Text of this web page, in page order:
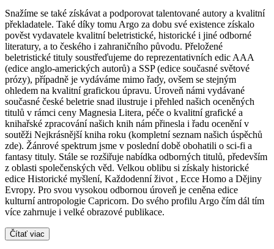
Snažíme se také získávat a podporovat talentované autory a kvalitní
překladatele. Také díky tomu Argo za dobu své existence získalo
pověst vydavatele kvalitní beletristické, historické i jiné odborné
literatury, a to českého i zahraničního původu. Přeložené
beletristické tituly soustřeďujeme do reprezentativních edic AAA
(edice anglo-amerických autorů) a SSP (edice současné světové
prózy), případně je vydáváme mimo řady, ovšem se stejným
ohledem na kvalitní grafickou úpravu. Úroveň námi vydávané
současné české beletrie snad ilustruje i přehled našich oceněných
titulů v rámci ceny Magnesia Litera, péče o kvalitní grafické a
knihařské zpracování našich knih nám přinesla i řadu ocenění v
soutěži Nejkrásnější kniha roku (kompletní seznam našich úspěchů
zde). Žánrové spektrum jsme v poslední době obohatili o sci-fi a
fantasy tituly. Stále se rozšiřuje nabídka odborných titulů, především
z oblasti společenských věd. Velkou oblibu si získaly historické
edice Historické myšlení, Každodenní život , Ecce Homo a Dějiny
Evropy. Pro svou vysokou odbornou úroveň je ceněna edice
kulturní antropologie Capricorn. Do svého profilu Argo čím dál tím
více zahrnuje i velké obrazové publikace.
Čítať viac